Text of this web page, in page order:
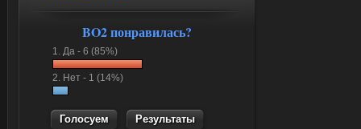
BO2 понравилась?
1. Да - 6 (85%)
2. Нет - 1 (14%)
Результаты